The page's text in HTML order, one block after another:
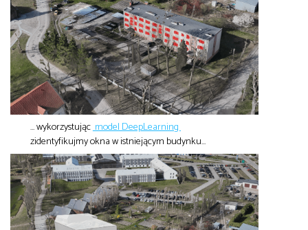
… wykorzystującmodel DeepLearning
zidentyfikujmy okna w istniejącym budynku…